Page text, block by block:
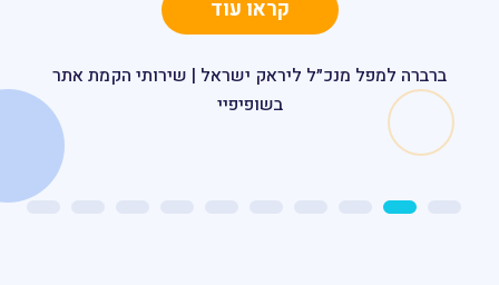
קראו עוד
טל קלדרון, מנהל התוכן, המדיה והאינטרנט בטיסה. אל על,
קראו עוד
ברברה למפל מנכ״ל ליראק ישראל | שירותי הקמת אתר
בשופיפיי